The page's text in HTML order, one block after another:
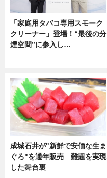
「家庭用タバコ専用スモーク
クリーナー」登場！“最後の分
煙空間”に参入し…
成城石井が"新鮮で安価な生ま
ぐろ"を通年販売 難題を実現
した舞台裏